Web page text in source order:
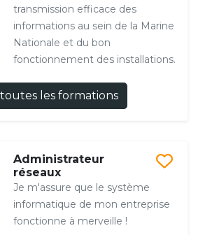
transmission efficace des
informations au sein de la Marine
Nationale et du bon
fonctionnement des installations.
les formations
Administrateur
réseaux
Je m'assure que le système
informatique de mon entreprise
fonctionne à merveille !